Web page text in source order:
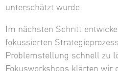
unterschätzt wurde.
Im nächsten Schritt
fokussierten
Problemstellung schnell zu
Fokusworkshops klärten wir